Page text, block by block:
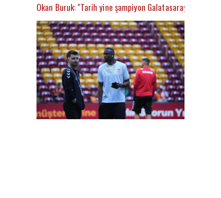
Okan Buruk: "Tarih yine şampiyon Galatasaray’ı